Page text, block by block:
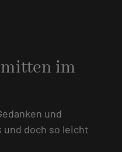
im
und
doch so leicht